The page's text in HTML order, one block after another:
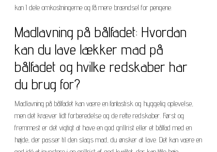
kan I dele omkostningerne og få mere brændsel for pengene.
Madlavning på bålfadet: Hvordan
kan du lave lækker mad på
bålfadet og hvilke redskaber har
du brug for?
Madlavning på bålfadet kan være en fantastisk og hyggelig oplevelse,
men det kræver lidt forberedelse og de rette redskaber. Først og
fremmest er det vigtigt at have en god grillrist eller et bålfad med en
højde, der passer til den slags mad, du ønsker at lave. Det kan være en